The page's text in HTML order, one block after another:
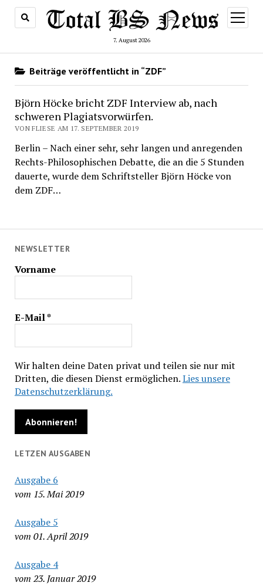
7. August 2026
Menü
öffnen
NEWSLETTER
Vorname
E-Mail*
Wir halten deine Daten privat und teilen sie nur mit
Dritten, die diesen Dienst ermöglichen.Lies unsere
Datenschutzerklärung.
LETZEN AUSGABEN
Ausgabe 6
vom 15. Mai 2019
Ausgabe 5
vom 01. April 2019
Ausgabe 4
vom 23. Januar 2019
Beiträge veröffentlicht in “ZDF”
Björn Höcke bricht ZDF Interview ab, nach
schweren Plagiatsvorwürfen.
VON FLIESE AM 17. SEPTEMBER 2019
Berlin – Nach einer sehr, sehr langen und anregenden
Rechts-Philosophischen Debatte, die an die 5 Stunden
dauerte, wurde dem Schriftsteller Björn Höcke von
dem ZDF…